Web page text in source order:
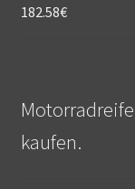
182.58€
kaufen.